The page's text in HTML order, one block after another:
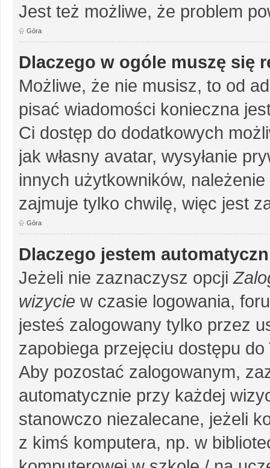
Jest też możliwe, że problem
Góra
Dlaczego w ogóle muszę się
Możliwe, że nie musisz, to od
pisać wiadomości konieczna
Ci dostęp do dodatkowych
jak własny avatar, wysyłanie
innych użytkowników,
zajmuje tylko chwilę, więc jest
Góra
Dlaczego jestem
Jeżeli nie zaznaczysz opcji
wizycie w czasie logowania,
jesteś zalogowany tylko przez
zapobiega przejęciu dostępu
Aby pozostać zalogowanym,
automatycznie przy każdej
stanowczo niezalecane, jeżeli
z kimś komputera, np. w